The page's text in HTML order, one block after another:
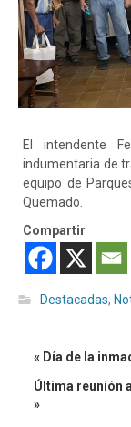
El intendente
indumentaria de
equipo de
Quemado.
Compartir
Destacadas,
« Día de la
Última reunión
»